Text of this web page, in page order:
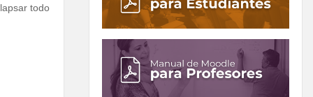
todo